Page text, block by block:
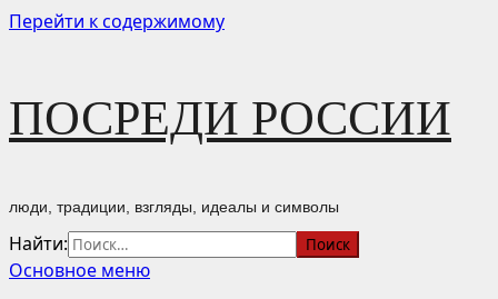
Перейти к содержимому
ПОСРЕДИ РОССИИ
люди, традиции, взгляды, идеалы и символы
Найти:
Основное меню